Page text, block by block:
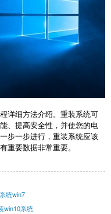
详细方法介绍。重装系统可
、提高安全性，并使您的电
步一步进行，重装系统应该
重要数据非常重要。
统win7
win10系统